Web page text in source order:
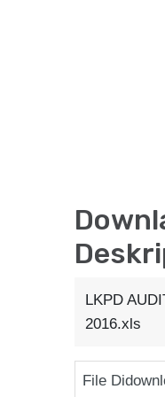
LKPD
2016.xls
File